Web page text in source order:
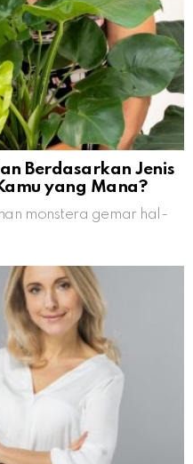
Berdasarkan Jenis
yang Mana?
monstera gemar hal-